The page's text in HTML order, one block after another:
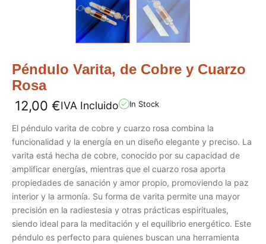
Péndulo Varita, de Cobre y Cuarzo
Rosa
12,00 €IVA Incluido In Stock
El péndulo varita de cobre y cuarzo rosa combina la
funcionalidad y la energía en un diseño elegante y preciso. La
varita está hecha de cobre, conocido por su capacidad de
amplificar energías, mientras que el cuarzo rosa aporta
propiedades de sanación y amor propio, promoviendo la paz
interior y la armonía. Su forma de varita permite una mayor
precisión en la radiestesia y otras prácticas espirituales,
siendo ideal para la meditación y el equilibrio energético. Este
péndulo es perfecto para quienes buscan una herramienta